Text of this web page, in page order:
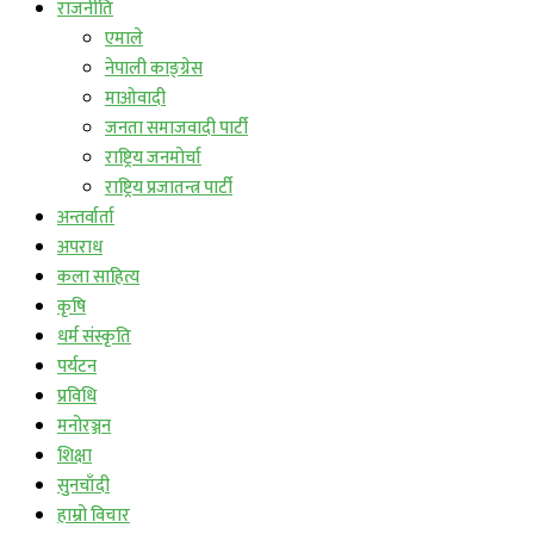
राजनीति
एमाले
नेपाली काङ्ग्रेस
माओवादी
जनता समाजवादी पार्टी
राष्ट्रिय जनमोर्चा
राष्ट्रिय प्रजातन्त्र पार्टी
अन्तर्वार्ता
अपराध
कला साहित्य
कृषि
धर्म संस्कृति
पर्यटन
प्रविधि
मनोरञ्जन
शिक्षा
सुनचाँदी
हाम्रो विचार